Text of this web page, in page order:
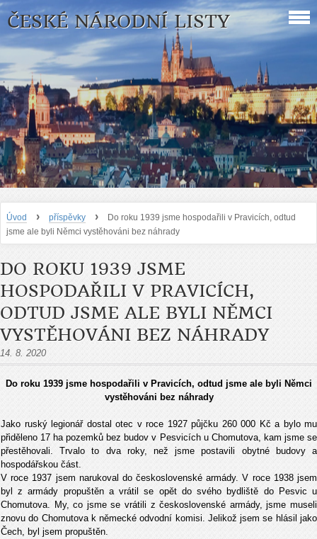
ČESKÉ NÁRODNÍ LISTY
Úvod › příspěvky ›
Do roku 1939 jsme hospodařili v Pravicích, odtud
jsme ale byli Němci vystěhováni bez náhrady
DO ROKU 1939 JSME
HOSPODAŘILI V PRAVICÍCH,
ODTUD JSME ALE BYLI NĚMCI
VYSTĚHOVÁNI BEZ NÁHRADY
14. 8. 2020
Do roku 1939 jsme hospodařili v Pravicích, odtud jsme ale byli Němci
vystěhováni bez náhrady
Jako ruský legionář dostal otec v roce 1927 půjčku 260 000 Kč a bylo mu
přiděleno 17 ha pozemků bez budov v Pesvicích u Chomutova, kam jsme se
přestěhovali. Trvalo to dva roky, než jsme postavili obytné budovy a
hospodářskou část.
V roce 1937 jsem narukoval do československé armády. V roce 1938 jsem
byl z armády propuštěn a vrátil se opět do svého bydliště do Pesvic u
Chomutova. My, co jsme se vrátili z československé armády, jsme museli
znovu do Chomutova k německé odvodní komisi. Jelikož jsem se hlásil jako
Čech, byl jsem propuštěn.